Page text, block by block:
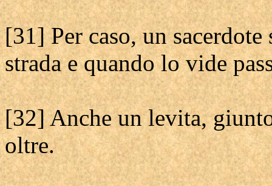
[31] Per caso, un
strada e quando lo vide
[32] Anche un levita,
oltre.